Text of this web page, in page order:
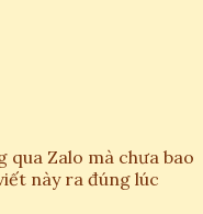
qua Zalo mà chưa bao
này ra đúng lúc